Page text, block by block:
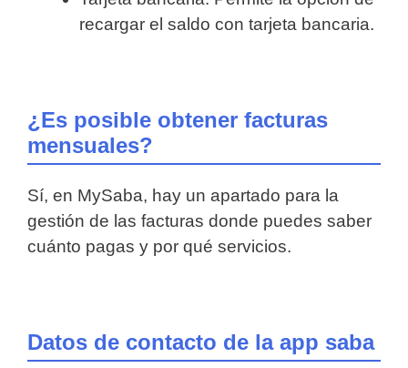
recargar el saldo con tarjeta bancaria.
¿Es posible obtener facturas
mensuales?
Sí, en MySaba, hay un apartado para la
gestión de las facturas donde puedes saber
cuánto pagas y por qué servicios.
Datos de contacto de la app saba